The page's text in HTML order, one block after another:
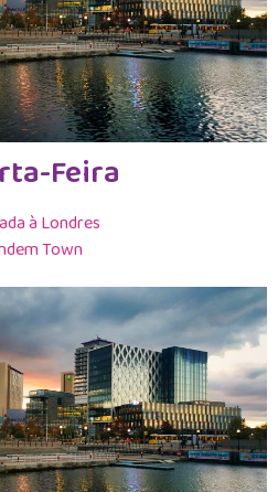
Feira
à Londres
Town